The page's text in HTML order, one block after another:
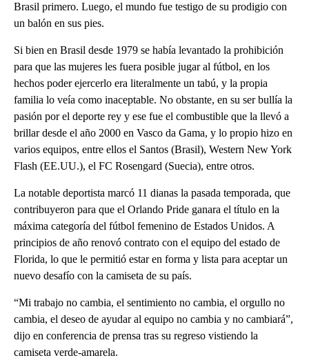
Brasil primero. Luego, el mundo fue testigo de su prodigio con
un balón en sus pies.
Si bien en Brasil desde 1979 se había levantado la prohibición
para que las mujeres les fuera posible jugar al fútbol, en los
hechos poder ejercerlo era literalmente un tabú, y la propia
familia lo veía como inaceptable. No obstante, en su ser bullía la
pasión por el deporte rey y ese fue el combustible que la llevó a
brillar desde el año 2000 en Vasco da Gama, y lo propio hizo en
varios equipos, entre ellos el Santos (Brasil), Western New York
Flash (EE.UU.), el FC Rosengard (Suecia), entre otros.
La notable deportista marcó 11 dianas la pasada temporada, que
contribuyeron para que el Orlando Pride ganara el título en la
máxima categoría del fútbol femenino de Estados Unidos. A
principios de año renovó contrato con el equipo del estado de
Florida, lo que le permitió estar en forma y lista para aceptar un
nuevo desafío con la camiseta de su país.
“Mi trabajo no cambia, el sentimiento no cambia, el orgullo no
cambia, el deseo de ayudar al equipo no cambia y no cambiará”,
dijo en conferencia de prensa tras su regreso vistiendo la
camiseta verde-amarela.